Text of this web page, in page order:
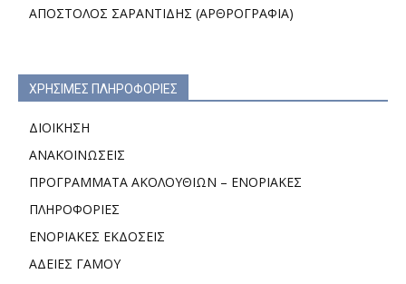
ΑΠΟΣΤΟΛΟΣ ΣΑΡΑΝΤΙΔΗΣ (ΑΡΘΡΟΓΡΑΦΙΑ)
ΧΡΗΣΙΜΕΣ ΠΛΗΡΟΦΟΡΙΕΣ
ΔΙΟΙΚΗΣΗ
ΑΝΑΚΟΙΝΩΣΕΙΣ
ΠΡΟΓΡΑΜΜΑΤΑ ΑΚΟΛΟΥΘΙΩΝ – ΕΝΟΡΙΑΚΕΣ
ΠΛΗΡΟΦΟΡΙΕΣ
ΕΝΟΡΙΑΚΕΣ ΕΚΔΟΣΕΙΣ
ΑΔΕΙΕΣ ΓΑΜΟΥ